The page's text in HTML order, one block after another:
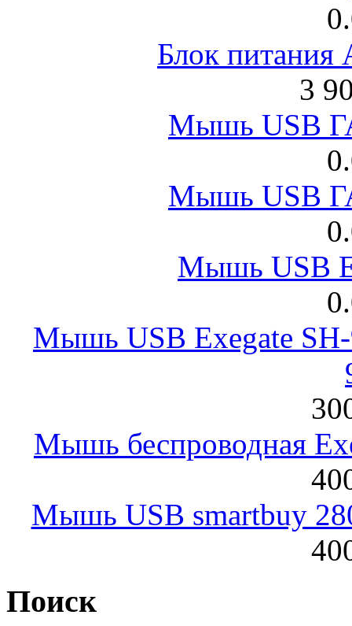
Блок питания
3
Мышь USB
Мышь USB
Мышь USB
Мышь USB Exegate
Мышь беспроводная
Мышь USB smartbuy
Поиск